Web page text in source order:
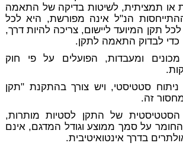
או תמציתית, לשיטות בדיקה של התאמה
הנ"ל אינה מפורשת, היא לכל
תקן המיועד ליישום, צריכה להיות דרך,
כדי לבדוק התאמה לתקן.
ומעבדות, הפועלים על פי חוק
סטטיסטי, ויש צורך בהתקנת "תקן
זה.
הסטטיסטית של התקן לסטיות מותרות,
החומר על סמך ממוצע וגודל המדגם, אינם
בדרך אינטואיטיבית.